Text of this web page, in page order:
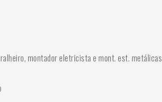
montador eletricista e mont. est. metálicas